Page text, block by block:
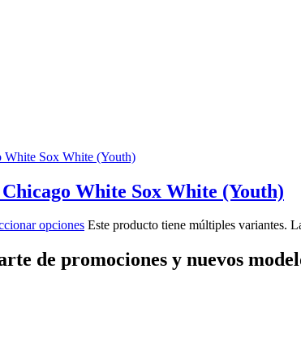
White Sox White (Youth)
opciones Este producto tiene múltiples variantes.
de promociones y nuevos